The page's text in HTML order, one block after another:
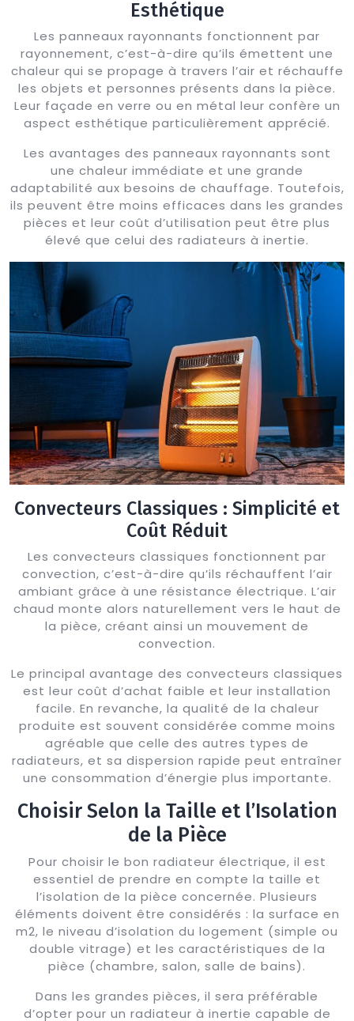
Esthétique
Les panneaux rayonnants fonctionnent par
rayonnement, c’est-à-dire qu’ils émettent une
chaleur qui se propage à travers l’air et réchauffe
les objets et personnes présents dans la pièce.
Leur façade en verre ou en métal leur confère un
aspect esthétique particulièrement apprécié.
Les avantages des panneaux rayonnants sont
une chaleur immédiate et une grande
adaptabilité aux besoins de chauffage. Toutefois,
ils peuvent être moins efficaces dans les grandes
pièces et leur coût d’utilisation peut être plus
élevé que celui des radiateurs à inertie.
Convecteurs Classiques : Simplicité et
Coût Réduit
Les convecteurs classiques fonctionnent par
convection, c’est-à-dire qu’ils réchauffent l’air
ambiant grâce à une résistance électrique. L’air
chaud monte alors naturellement vers le haut de
la pièce, créant ainsi un mouvement de
convection.
Le principal avantage des convecteurs classiques
est leur coût d’achat faible et leur installation
facile. En revanche, la qualité de la chaleur
produite est souvent considérée comme moins
agréable que celle des autres types de
radiateurs, et sa dispersion rapide peut entraîner
une consommation d’énergie plus importante.
Choisir Selon la Taille et l’Isolation
de la Pièce
Pour choisir le bon radiateur électrique, il est
essentiel de prendre en compte la taille et
l’isolation de la pièce concernée. Plusieurs
éléments doivent être considérés : la surface en
m2, le niveau d’isolation du logement (simple ou
double vitrage) et les caractéristiques de la
pièce (chambre, salon, salle de bains).
Dans les grandes pièces, il sera préférable
d’opter pour un radiateur à inertie capable de